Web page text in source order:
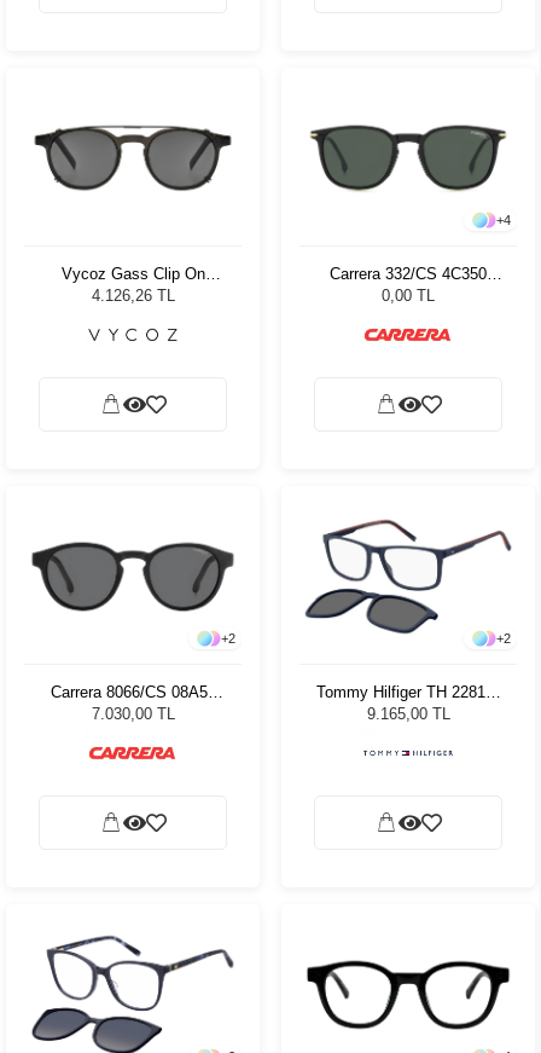
Vycoz Gass Clip On
Unisex Güneş Gözlüğü
4.126,26 TL
+4
Carrera 332/CS 4C350
Unisex Güneş Gözlüğü
0,00 TL
+2
Carrera 8066/CS 08A50
Unisex Güneş Gözlüğü
7.030,00 TL
+2
Tommy Hilfiger TH 2281/C
8RU Erkek Güneş Gözlüğü
9.165,00 TL